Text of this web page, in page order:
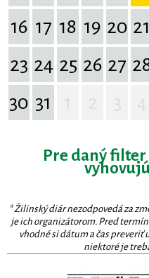
16 17 18 19 20 21
23 24 25 26 27
30 31
Pre daný filter
* Žilinský diár nezodpovedá za
je ich organizátorom. Pred
vhodné si dátum a čas preveriť
niektoré je